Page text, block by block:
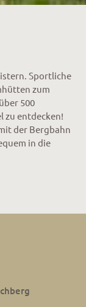
Sportliche
zum
500
zu entdecken!
der Bergbahn
in die